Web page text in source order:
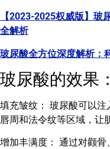
【2023-2025权威版】玻
全解析
玻尿酸全方位深度解析：
玻尿酸的效果：
填充皱纹： 玻尿酸可以注
唇周和法令纹等区域，让
增加丰满度： 通过对颧